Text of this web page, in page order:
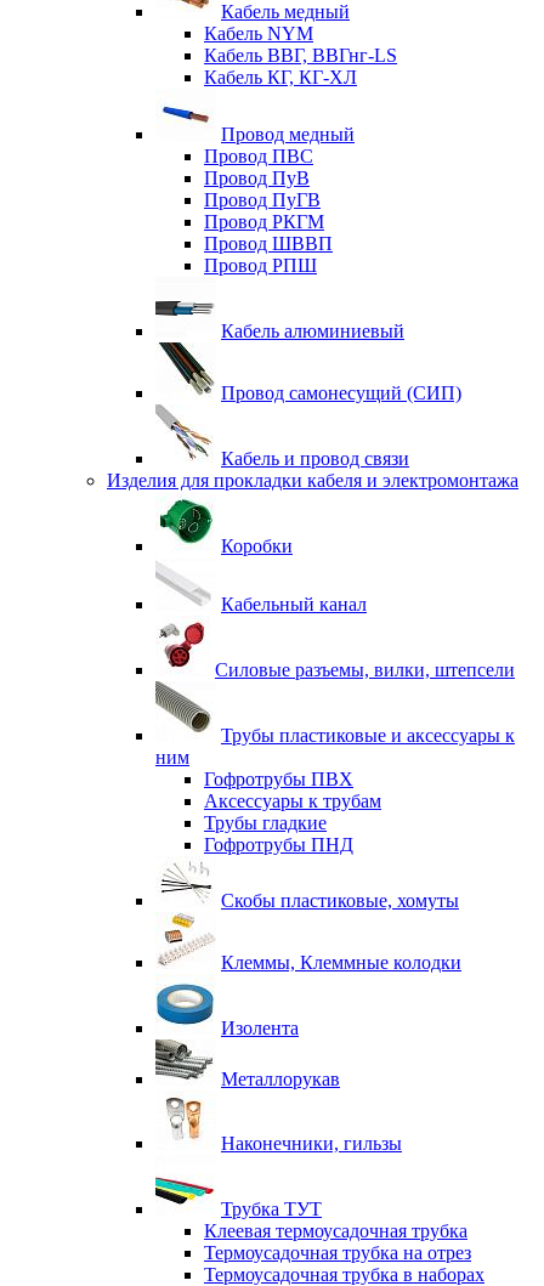
Кабель медный
Кабель NYM
Кабель ВВГ, ВВГнг-LS
Кабель КГ, КГ-ХЛ
Провод медный
Провод ПВС
Провод ПуВ
Провод ПуГВ
Провод РКГМ
Провод ШВВП
Провод РПШ
Кабель алюминиевый
Провод самонесущий (СИП)
Кабель и провод связи
Изделия для прокладки кабеля и электромонтажа
Коробки
Кабельный канал
Силовые разъемы, вилки, штепсели
Трубы пластиковые и аксессуары к
ним
Гофротрубы ПВХ
Аксессуары к трубам
Трубы гладкие
Гофротрубы ПНД
Скобы пластиковые, хомуты
Клеммы, Клеммные колодки
Изолента
Металлорукав
Наконечники, гильзы
Трубка ТУТ
Клеевая термоусадочная трубка
Термоусадочная трубка на отрез
Термоусадочная трубка в наборах